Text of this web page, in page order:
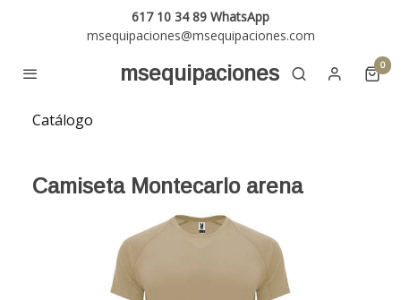
617 10 34 89 WhatsApp
msequipaciones@msequipaciones.com
msequipaciones 0
Catálogo
Camiseta Montecarlo arena